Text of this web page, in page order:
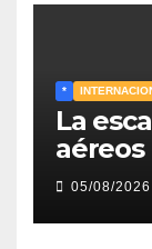
*
La
aéreos
sobre
en el
05/08/2026